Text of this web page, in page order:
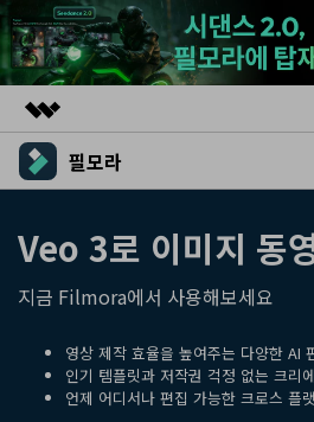
주요 제품
유틸리티
개요
솔루션
플랜 및 가격
필모라
AI
AI 꿀팁
영상 편집 자료실
동영상 편집하기
도움말 센터
Veo 3로 이미지 동
지금 Filmora에서 사용해보세요
영상 제작 효율을 높여주는 다양한 AI
인기 템플릿과 저작권 걱정 없는 크리
언제 어디서나 편집 가능한 크로스 플